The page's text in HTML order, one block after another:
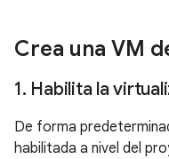
Crea una VM
1. Habilita la
De forma
habilitada a nivel del